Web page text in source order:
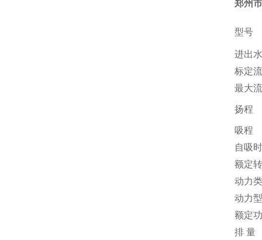
郑州
型号
进出
标定
最大
扬程
吸程
自吸
额定
动力
动力
额定
排 量